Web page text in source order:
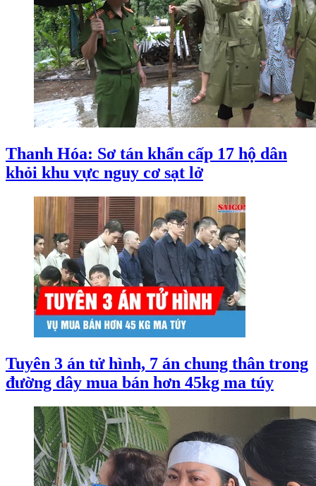
Thanh Hóa: Sơ tán khẩn cấp 17 hộ dân
khỏi khu vực nguy cơ sạt lở
Tuyên 3 án tử hình, 7 án chung thân trong
đường dây mua bán hơn 45kg ma túy